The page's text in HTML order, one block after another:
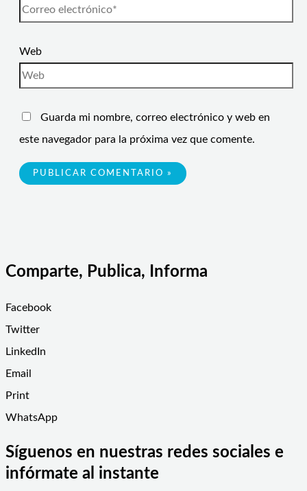
Web
Guarda mi nombre, correo electrónico y web en
este navegador para la próxima vez que comente.
Comparte, Publica, Informa
Facebook
Twitter
LinkedIn
Email
Print
WhatsApp
Síguenos en nuestras redes sociales e
infórmate al instante